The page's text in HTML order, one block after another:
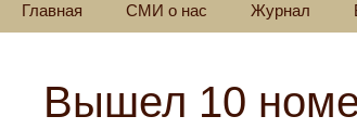
Главная СМИ о нас Журнал
Вышел 10